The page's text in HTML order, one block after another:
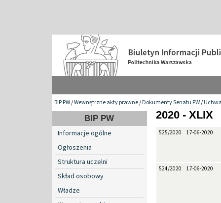
BIP PW/Wewnętrzne akty prawne/Dokumenty Senatu PW/
BIP PW
Informacje ogólne
Ogłoszenia
Struktura uczelni
Skład osobowy
Władze
2020 - XLIX
525/2020 17-06-2020
524/2020 17-06-2020